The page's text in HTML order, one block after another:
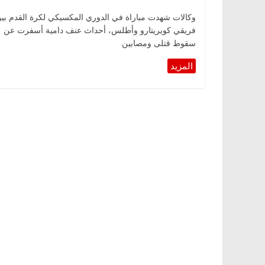
وكالات شهدت مباراة في الدوري المكسيكي لكرة القدم
فريقي كويريتارو وأطلس، أحداث عنف دامية أسفرت عن
سقوط قتلى ومصابين